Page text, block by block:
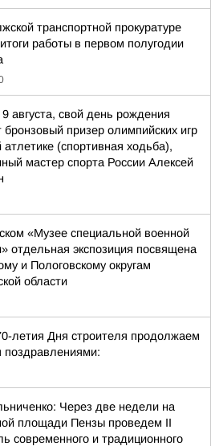
транспортной прокуратуре
работы в первом полугодии
августа, свой день рождения
бронзовый призер олимпийских игр
атлетике (спортивная ходьба),
мастер спорта России Алексей
«Музее специальной военной
отдельная экспозиция посвящена
и Пологовскому округам
области
летия Дня строителя продолжаем
поздравлениями:
Через две недели на
площади Пензы проведем II
современного и традиционного